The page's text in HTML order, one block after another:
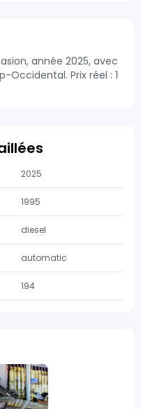
année 2025, avec
Occidental. Prix réel : 1
2025
1995
diesel
automatic
194